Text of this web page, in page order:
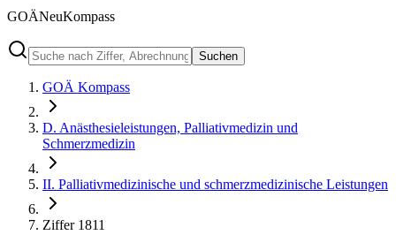
GOÄNeuKompass
Suchen
GOÄ Kompass
D. Anästhesieleistungen, Palliativmedizin und
Schmerzmedizin
II. Palliativmedizinische und schmerzmedizinische Leistungen
Ziffer 1811